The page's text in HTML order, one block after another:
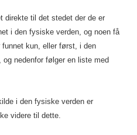
direkte til det stedet der de er
i den fysiske verden, og noen få
funnet kun, eller først, i den
nedenfor følger en liste med
i den fysiske verden er
videre til dette.